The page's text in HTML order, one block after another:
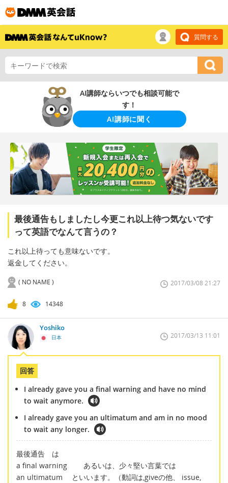
質問する
AI講師ならいつでも相談可能で
す！
AI講師に聞く
最後通告もしましたし今更これ以上待つ気ないです
って英語でなんて言うの？
これ以上待っても意味ないです。
返金してください。
( NO NAME ) 2017/03/08 21:27
8 14348
Yoshiko
日本 2017/03/13 11:01
回答
I already gave you a final warning and have no mind
to wait anymore.
I already gave you an ultimatum and am in no mood
to wait any longer.
最後通告 は
a final warning あるいは、少々堅い言葉では
an ultimatum といいます。（動詞は,giveの他、 issue,